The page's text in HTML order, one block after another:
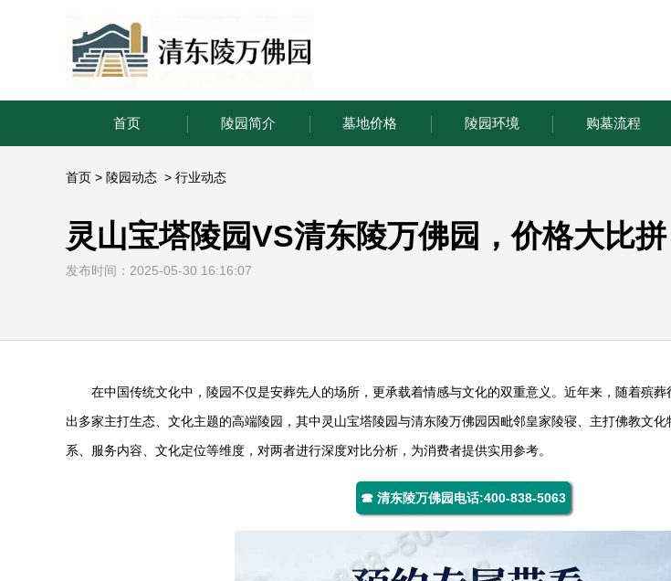
首页 陵园简介 墓地价格 陵园环境 购墓流程
首页 > 陵园动态 > 行业动态
灵山宝塔陵园VS清东陵万佛园，价格大比拼
发布时间：2025-05-30 16:16:07
在中国传统文化中，陵园不仅是安葬先人的场所，更承载着情感与文化的双重意义。近年来，随着殡
出多家主打生态、文化主题的高端陵园，其中灵山宝塔陵园与清东陵万佛园因毗邻皇家陵寝、主打佛教文
系、服务内容、文化定位等维度，对两者进行深度对比分析，为消费者提供实用参考。
☎ 清东陵万佛园电话:400-838-5063